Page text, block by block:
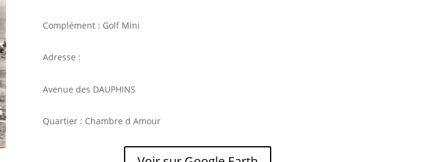
Complément : Golf Mini
Adresse :
Avenue des DAUPHINS
Quartier : Chambre d Amour